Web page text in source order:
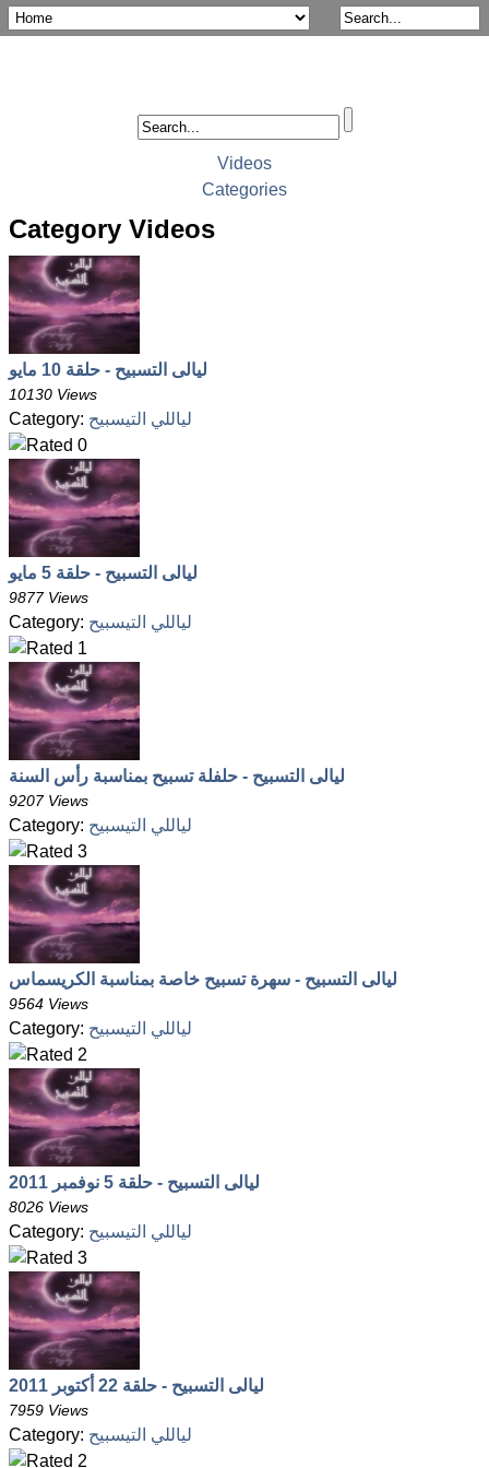
Videos
Categories
Category Videos
ليالى التسبيح - حلقة 10 مايو
10130 Views
Category: لياللي التيسبيح
ليالى التسبيح - حلقة 5 مايو
9877 Views
Category: لياللي التيسبيح
ليالى التسبيح - حلفلة تسبيح بمناسبة رأس السنة
9207 Views
Category: لياللي التيسبيح
ليالى التسبيح - سهرة تسبيح خاصة بمناسبة الكريسماس
9564 Views
Category: لياللي التيسبيح
ليالى التسبيح - حلقة 5 نوفمبر 2011
8026 Views
Category: لياللي التيسبيح
ليالى التسبيح - حلقة 22 أكتوبر 2011
7959 Views
Category: لياللي التيسبيح